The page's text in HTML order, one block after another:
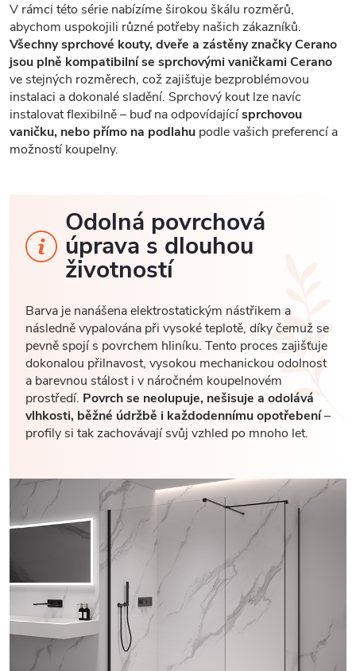
V rámci této série nabízíme širokou škálu rozměrů,
abychom uspokojili různé potřeby našich zákazníků.
Všechny sprchové kouty, dveře a zástěny značky Cerano
jsou plně kompatibilní se sprchovými vaničkami Cerano
ve stejných rozměrech, což zajišťuje bezproblémovou
instalaci a dokonalé sladění. Sprchový kout lze navíc
instalovat flexibilně – buď na odpovídajícísprchovou
vaničku, nebo přímo na podlahu podle vašich preferencí a
možností koupelny.
Odolná povrchová
úprava s dlouhou
životností
Barva je nanášena elektrostatickým nástřikem a
následně vypalována při vysoké teplotě, díky čemuž se
pevně spojí s povrchem hliníku. Tento proces zajišťuje
dokonalou přilnavost, vysokou mechanickou odolnost
a barevnou stálost i v náročném koupelnovém
prostředí. Povrch se neolupuje, nešisuje a odolává
vlhkosti, běžné údržbě i každodennímu opotřebení–
profily si tak zachovávají svůj vzhled po mnoho let.